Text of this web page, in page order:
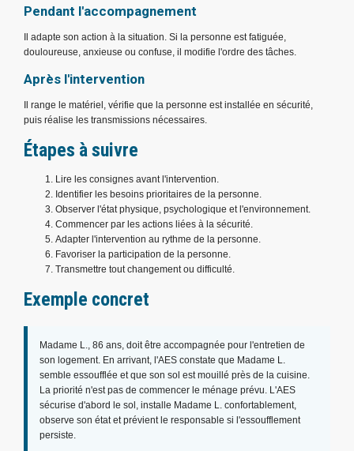
Pendant l'accompagnement
Il adapte son action à la situation. Si la personne est fatiguée,
douloureuse, anxieuse ou confuse, il modifie l'ordre des tâches.
Après l'intervention
Il range le matériel, vérifie que la personne est installée en sécurité,
puis réalise les transmissions nécessaires.
Étapes à suivre
Lire les consignes avant l'intervention.
Identifier les besoins prioritaires de la personne.
Observer l'état physique, psychologique et l'environnement.
Commencer par les actions liées à la sécurité.
Adapter l'intervention au rythme de la personne.
Favoriser la participation de la personne.
Transmettre tout changement ou difficulté.
Exemple concret
Madame L., 86 ans, doit être accompagnée pour l'entretien de
son logement. En arrivant, l'AES constate que Madame L.
semble essoufflée et que son sol est mouillé près de la cuisine.
La priorité n'est pas de commencer le ménage prévu. L'AES
sécurise d'abord le sol, installe Madame L. confortablement,
observe son état et prévient le responsable si l'essoufflement
persiste.